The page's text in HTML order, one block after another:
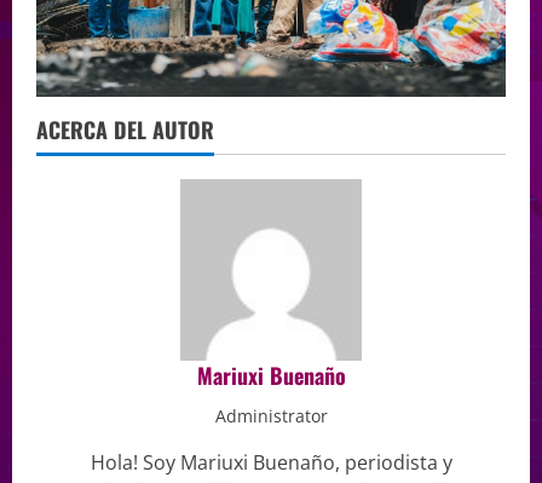
ACERCA DEL AUTOR
Mariuxi Buenaño
Administrator
Hola! Soy Mariuxi Buenaño, periodista y